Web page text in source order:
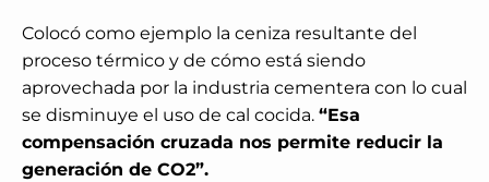
Colocó como ejemplo la ceniza resultante del
proceso térmico y de cómo está siendo
aprovechada por la industria cementera con lo cual
se disminuye el uso de cal cocida. “Esa
compensación cruzada nos permite reducir la
generación de CO2”.